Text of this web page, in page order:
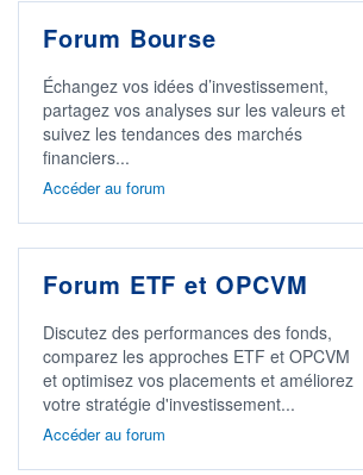
Forum Bourse
Échangez vos idées d’investissement,
partagez vos analyses sur les valeurs et
suivez les tendances des marchés
financiers...
Accéder au forum
Forum ETF et OPCVM
Discutez des performances des fonds,
comparez les approches ETF et OPCVM
et optimisez vos placements et améliorez
votre stratégie d'investissement...
Accéder au forum